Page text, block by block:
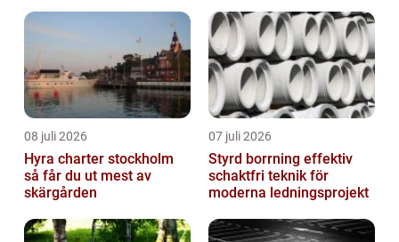
08 juli 2026
Hyra charter stockholm
så får du ut mest av
skärgården
07 juli 2026
Styrd borrning effektiv
schaktfri teknik för
moderna ledningsprojekt